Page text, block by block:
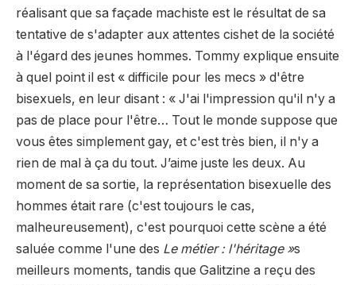
réalisant que sa façade machiste est le résultat de sa
tentative de s'adapter aux attentes cishet de la société
à l'égard des jeunes hommes. Tommy explique ensuite
à quel point il est « difficile pour les mecs » d'être
bisexuels, en leur disant : « J'ai l'impression qu'il n'y a
pas de place pour l'être… Tout le monde suppose que
vous êtes simplement gay, et c'est très bien, il n'y a
rien de mal à ça du tout. J’aime juste les deux. Au
moment de sa sortie, la représentation bisexuelle des
hommes était rare (c'est toujours le cas,
malheureusement), c'est pourquoi cette scène a été
saluée comme l'une des Le métier : l'héritage »s
meilleurs moments, tandis que Galitzine a reçu des